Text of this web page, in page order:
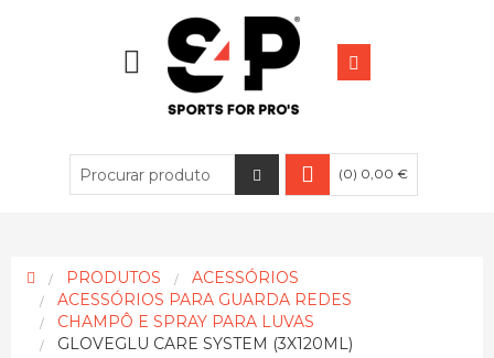
(0) 0,00 €
PRODUTOS
ACESSÓRIOS
ACESSÓRIOS PARA GUARDA REDES
CHAMPÔ E SPRAY PARA LUVAS
GLOVEGLU CARE SYSTEM (3X120ML)